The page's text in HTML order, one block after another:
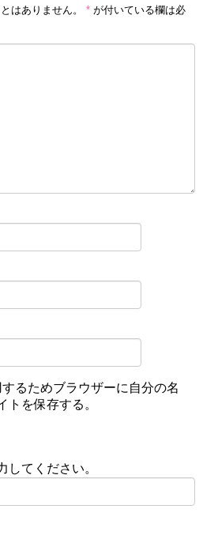
はありません。 * が付いている欄は必
るためブラウザーに自分の名
トを保存する。
してください。